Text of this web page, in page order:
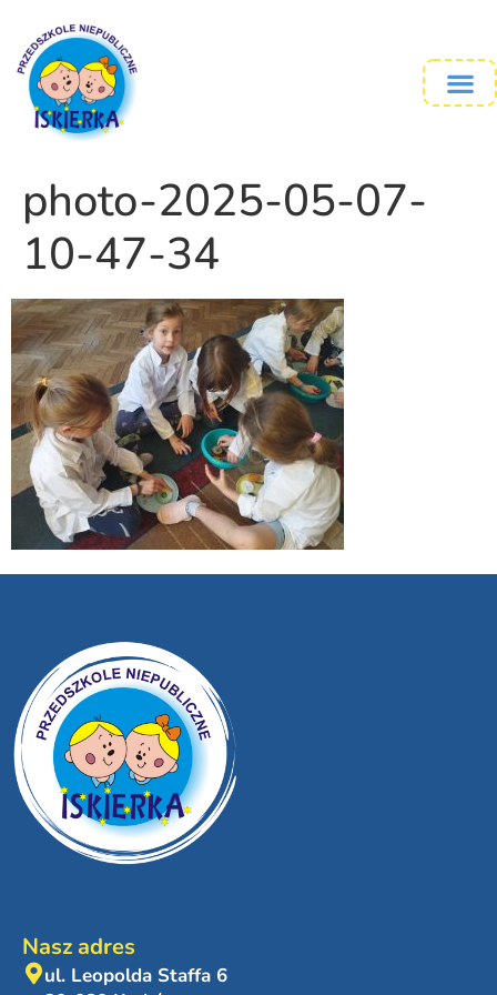
photo-2025-05-07-
10-47-34
Nasz adres
ul. Leopolda Staffa 6